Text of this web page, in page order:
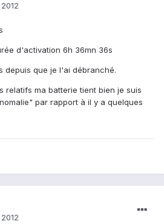
d'activation 6h 36mn 36s
depuis que je l'ai débranché.
relatifs ma batterie tient bien je suis
par rapport à il y a quelques